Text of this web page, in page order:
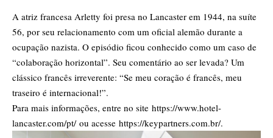
A atriz francesa Arletty foi presa no Lancaster em 1944, na suíte
56, por seu relacionamento com um oficial alemão durante a
ocupação nazista. O episódio ficou conhecido como um caso de
“colaboração horizontal”. Seu comentário ao ser levada? Um
clássico francês irreverente: “Se meu coração é francês, meu
traseiro é internacional!”.
Para mais informações, entre no site https://www.hotel-
lancaster.com/pt/ou acesse https://keypartners.com.br/.